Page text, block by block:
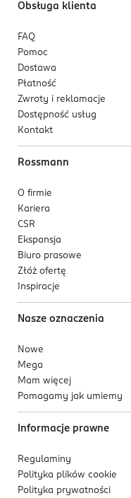
Obsługa klienta
FAQ
Pomoc
Dostawa
Płatność
Zwroty i reklamacje
Dostępność usług
Kontakt
Rossmann
O firmie
Kariera
CSR
Ekspansja
Biuro prasowe
Złóż ofertę
Inspiracje
Nasze oznaczenia
Nowe
Mega
Mam więcej
Pomagamy jak umiemy
Informacje prawne
Regulaminy
Polityka plików cookie
Polityka prywatności